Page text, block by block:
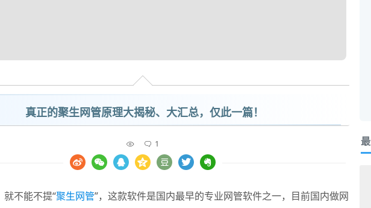
真正的聚生网管原理大揭秘、大汇总，仅此一篇！
1
不能不提“聚生网管”，这款软件是国内最早的专业网管软件之一，目前国内做网